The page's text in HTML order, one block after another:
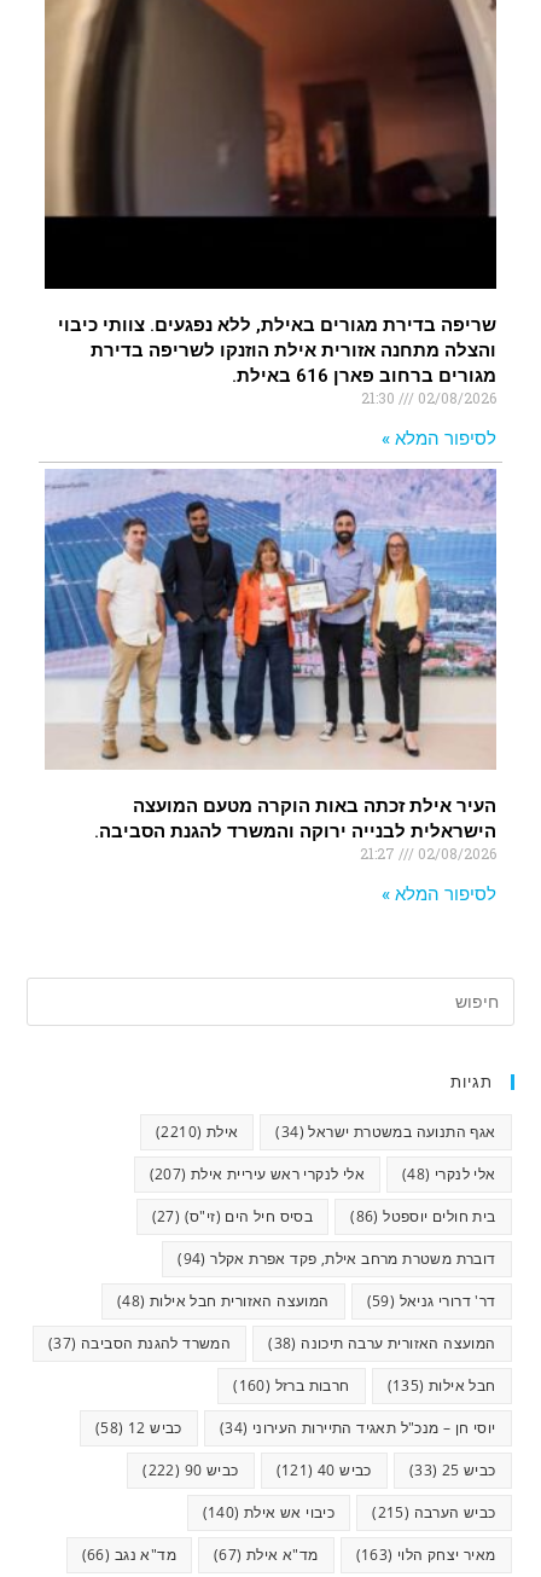
שריפה בדירת מגורים באילת, ללא נפגעים. צוותי כיבוי
והצלה מתחנה אזורית אילת הוזנקו לשריפה בדירת
מגורים ברחוב פארן 616 באילת.
02/08/2026
לסיפור המלא »
העיר אילת זכתה באות הוקרה מטעם המועצה
הישראלית לבנייה ירוקה והמשרד להגנת הסביבה.
02/08/2026
לסיפור המלא »
תגיות
אגף התנועה במשטרת ישראל(34) אילת (2210)
אלי לנקרי (48) אלי לנקרי ראש עיריית אילת (207)
בית חולים יוספטל(86) בסיס חיל הים (זי"ס) (27)
דוברת משטרת מרחב אילת, פקד אפרת אקלר(94)
דר' דרורי גניאל (59) המועצה האזורית חבל אילות (48)
המועצה האזורית ערבה תיכונה (38) המשרד להגנת הסביבה (37)
חבל אילות (135) חרבות ברזל (160)
יוסי חן – מנכ"ל תאגיד התיירות העירוני (34) כביש 12 (58)
כביש 25 (33) כביש 40 (121) כביש 90 (222)
כביש הערבה (215) כיבוי אש אילת (140)
מאיר יצחק הלוי (163) מד"א אילת (67) מד"א נגב (66)